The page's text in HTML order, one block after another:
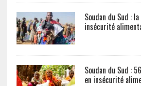
Soudan du Sud :
insécurité
Soudan du Sud :
en insécurité